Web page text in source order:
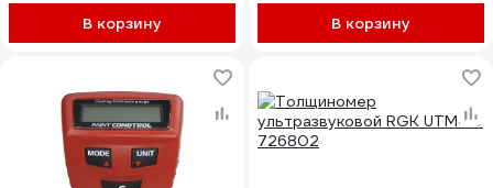
В корзину В корзину